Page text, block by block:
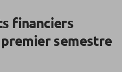
financiers
semestre